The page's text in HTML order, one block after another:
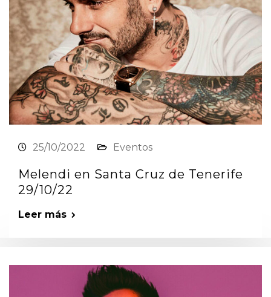
25/10/2022 Eventos
Melendi en Santa Cruz de Tenerife
29/10/22
Leer más